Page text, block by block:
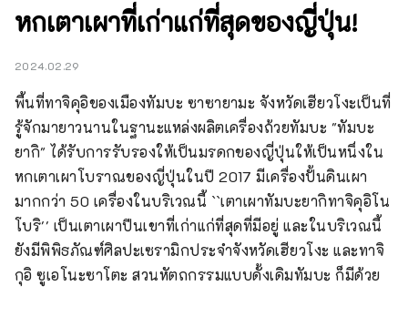
หกเตาเผาที่เก่าแก่ที่สุดของญี่ปุ่น!
2024.02.29
พื้นที่ทาจิคุอิของเมืองทัมบะ ซาซายามะ จังหวัดเฮียวโงะเป็นที่
รู้จักมายาวนานในฐานะแหล่งผลิตเครื่องถ้วยทัมบะ "ทัมบะ
ยากิ" ได้รับการรับรองให้เป็นมรดกของญี่ปุ่นให้เป็นหนึ่งใน
หกเตาเผาโบราณของญี่ปุ่นในปี 2017 มีเครื่องปั้นดินเผา
มากกว่า 50 เครื่องในบริเวณนี้ ``เตาเผาทัมบะยากิทาจิคุอิโน
โบริ'' เป็นเตาเผาปีนเขาที่เก่าแก่ที่สุดที่มีอยู่ และในบริเวณนี้
ยังมีพิพิธภัณฑ์ศิลปะเซรามิกประจำจังหวัดเฮียวโงะ และทาจิ
กุอิ ซูเอโนะซาโตะ สวนหัตถกรรมแบบดั้งเดิมทัมบะ ก็มีด้วย